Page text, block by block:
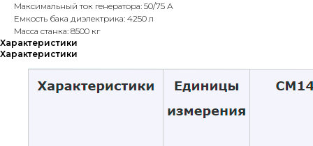
Максимальный ток генератора: 50/75 А
Емкость бака диэлектрика: 4250 л
Масса станка: 8500 кг
Характеристики
Характеристики